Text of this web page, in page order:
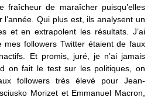
fraîcheur de maraîcher puisqu’elles
Qui plus est, ils analysent un
et en extrapolent les résultats. J’ai
mes followers Twitter étaient de faux
Et promis, juré, je n’ai jamais
on fait le test sur les politiques, on
followers très élevé pour Jean-
Morizet et Emmanuel Macron,